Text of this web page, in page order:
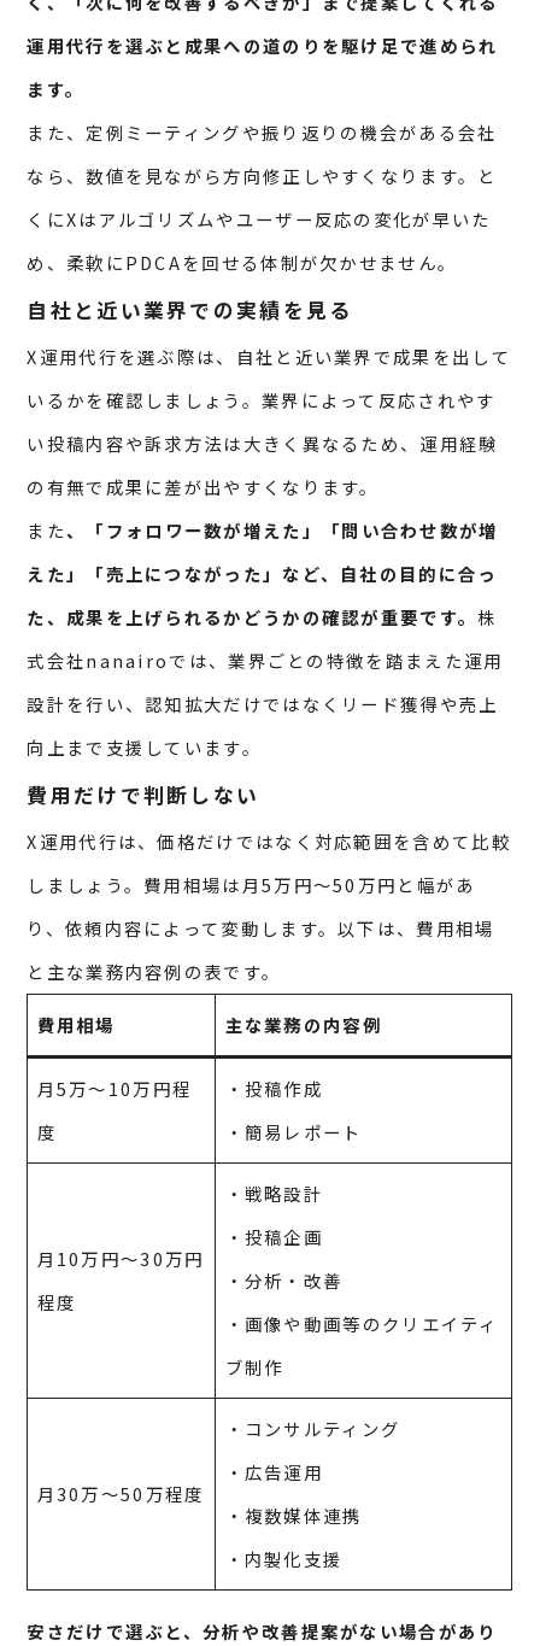
運用代行を選ぶと成果への道のりを駆け足で進められ
ます。
また、定例ミーティングや振り返りの機会がある会社
なら、数値を見ながら方向修正しやすくなります。と
くにXはアルゴリズムやユーザー反応の変化が早いた
め、柔軟にPDCAを回せる体制が欠かせません。
自社と近い業界での実績を見る
X運用代行を選ぶ際は、自社と近い業界で成果を出して
いるかを確認しましょう。業界によって反応されやす
い投稿内容や訴求方法は大きく異なるため、運用経験
の有無で成果に差が出やすくなります。
また、「フォロワー数が増えた」「問い合わせ数が増
えた」「売上につながった」など、自社の目的に合っ
た、成果を上げられるかどうかの確認が重要です。株
式会社nanairoでは、業界ごとの特徴を踏まえた運用
設計を行い、認知拡大だけではなくリード獲得や売上
向上まで支援しています。
費用だけで判断しない
X運用代行は、価格だけではなく対応範囲を含めて比較
しましょう。費用相場は月5万円〜50万円と幅があ
り、依頼内容によって変動します。以下は、費用相場
と主な業務内容例の表です。
費用相場 主な業務の内容例
月5万～10万円程
度
・投稿作成
・簡易レポート
月10万円～30万円
程度
・戦略設計
・投稿企画
・分析・改善
・画像や動画等のクリエイティ
ブ制作
月30万～50万程度
・コンサルティング
・広告運用
・複数媒体連携
・内製化支援
安さだけで選ぶと、分析や改善提案がない場合があり